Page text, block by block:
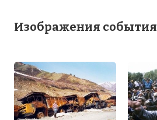
Изображения события